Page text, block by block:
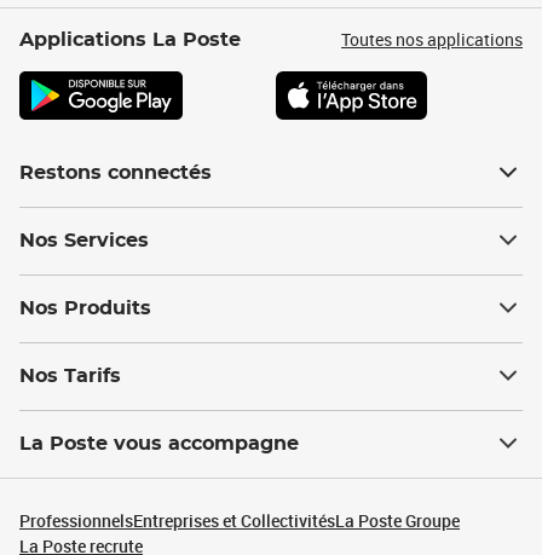
Applications La Poste Toutes nos applications
Restons connectés
Nos Services
Nos Produits
Nos Tarifs
La Poste vous accompagne
ProfessionnelsEntreprises et CollectivitésLa Poste Groupe
La Poste recrute